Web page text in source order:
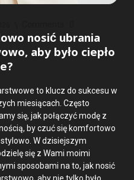
nosić ubrania
aby było ciepło
to klucz do sukcesu w
miesiącach. Często
się, jak połączyć modę z
by czuć się komfortowo
W dzisiejszym
się z Wami moimi
sposobami na to, jak nosić